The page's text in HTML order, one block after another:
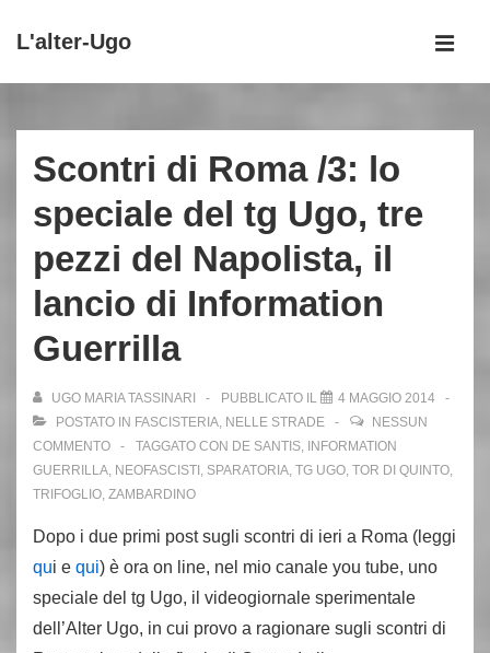
Vai
principale
L'alter-Ugo
principale
Scontri di Roma /3: lo
speciale del tg Ugo, tre
pezzi del Napolista, il
lancio di Information
Guerrilla
UGO MARIA TASSINARI PUBBLICATO IL
4 MAGGIO 2014
POSTATO IN FASCISTERIA, NELLE STRADE
NESSUN
COMMENTO
TAGGATO CON DE SANTIS, INFORMATION
GUERRILLA, NEOFASCISTI , SPARATORIA, TG UGO, TOR DI QUINTO,
TRIFOGLIO, ZAMBARDINO
Dopo i due primi post sugli scontri di ieri a Roma (leggi
qui e qui) è ora on line, nel mio canale you tube, uno
speciale del tg Ugo, il videogiornale sperimentale
dell’Alter Ugo, in cui provo a ragionare sugli scontri di